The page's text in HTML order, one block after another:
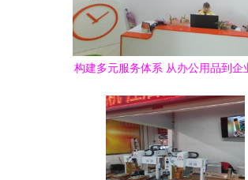
构建多元服务体系 从办公用品到企